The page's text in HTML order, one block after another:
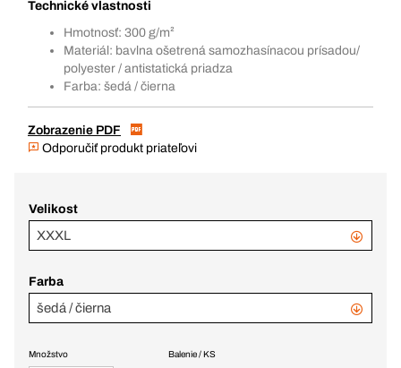
Technické vlastnosti
Hmotnosť: 300 g/m²
Materiál: bavlna ošetrená samozhasínacou prísadou/
polyester / antistatická priadza
Farba: šedá / čierna
Zobrazenie PDF
Odporučiť produkt priateľovi
Velikost
XXXL
Farba
šedá / čierna
Balenie / KS
Množstvo